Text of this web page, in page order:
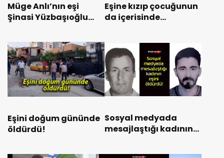
Müge Anlı’nın eşi
Şinasi Yüzbaşıoğlu
Müdürlüğü’ne atandı!
Eşine kızıp çocuğunun
da içerisinde
Eşini doğum gününde
öldürdü!
Sosyal medyada
mesajlaştığı kadının